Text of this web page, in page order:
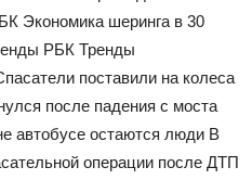
Экономика шеринга в 30
РБК Тренды
поставили на колеса
после падения с моста
автобусе остаются люди В
операции после ДТП